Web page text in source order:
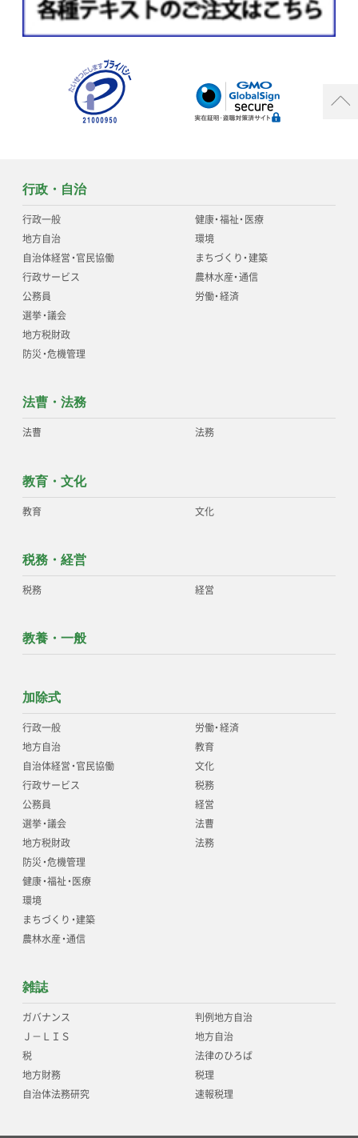
行政・自治
行政一般
地方自治
自治体経営・官民協働
行政サービス
公務員
選挙・議会
地方税財政
防災・危機管理
健康・福祉・医療
環境
まちづくり・建築
農林水産・通信
労働・経済
法曹・法務
法曹 法務
教育・文化
教育 文化
税務・経営
税務 経営
教養・一般
加除式
行政一般
地方自治
自治体経営・官民協働
行政サービス
公務員
選挙・議会
地方税財政
防災・危機管理
健康・福祉・医療
環境
まちづくり・建築
農林水産・通信
労働・経済
教育
文化
税務
経営
法曹
法務
雑誌
ガバナンス
Ｊ－ＬＩＳ
税
地方財務
自治体法務研究
判例地方自治
地方自治
法律のひろば
税理
速報税理